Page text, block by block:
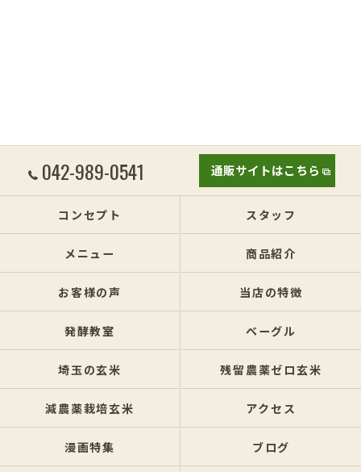
042-989-0541 通販サイトはこちら
コンセプト スタッフ
メニュー 商品紹介
お客様の声 当店の特徴
発酵教室 ベーグル
埼玉の玄米 残留農薬ゼロ玄米
減農薬栽培玄米 アクセス
漫画特集 ブログ